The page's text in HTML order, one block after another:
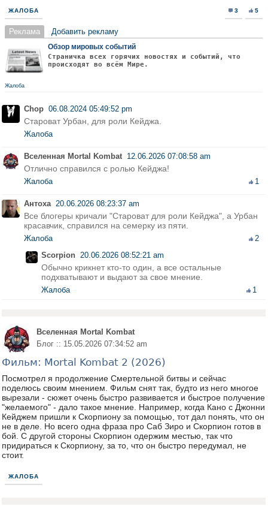
ЖАЛОБА 3 5
Реклама Добавить рекламу
Обзор мировых событий
Страничка всех горячих новостях и событий, что
происходят во всём Мире.
Жалоба
Chop 06.08.2024 05:49:52 pm
Староват Урбан, для роли Кейджа.
Жалоба
Вселенная Mortal Kombat 12.06.2026 07:08:58 am
Отлично справился с ролью Кейджа!
Жалоба 1
Антоха 20.06.2026 08:23:37 am
Все блогеры кричали "Староват для роли Кейджа", а Урбан
красавчик, справился на семерку из пяти.
Жалоба
2
Scorpion 20.06.2026 08:52:21 am
Обычно крикнет кто-то один, а все остальные
подхватывают и выдают за свое мнение.
Жалоба 1
Вселенная Mortal Kombat
Блог :: 15.05.2026 07:34:52 am
Фильм: Mortal Kombat 2 (2026)
Посмотрел я продолжение Смертельной битвы и сейчас
поделюсь своим мнением. Фильм снят так, будто из него многое
вырезали - сюжет очень быстро развивается и быстрое получение
"желаемого" - дало такое мнение. Например, когда Кано с Джонни
Кейджем пришли к Скорпиону за помощью, тот дал понять, что он
не в деле. Но всего одна фраза про Саб Зиро и Скорпион готов в
бой. С другой стороны Скорпион одержим местью, так что
придираться к Скорпиону, за то, что он быстро передумал, не
стоит.
ЖАЛОБА